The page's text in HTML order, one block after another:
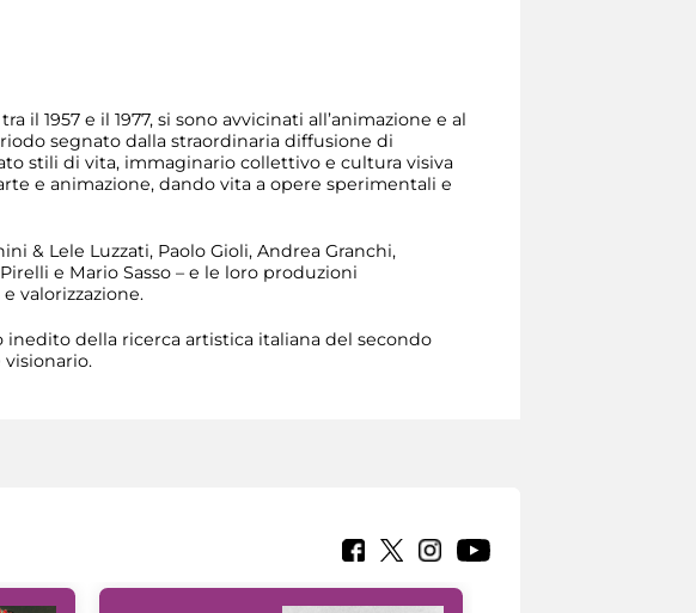
il 1957 e il 1977, si sono avvicinati all’animazione e al
segnato dalla straordinaria diffusione di
stili di vita, immaginario collettivo e cultura visiva
e animazione, dando vita a opere sperimentali e
& Lele Luzzati, Paolo Gioli, Andrea Granchi,
e Mario Sasso – e le loro produzioni
valorizzazione.
della ricerca artistica italiana del secondo